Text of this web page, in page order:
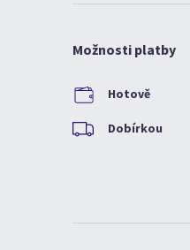
Možnosti platby
Hotově
Dobírkou